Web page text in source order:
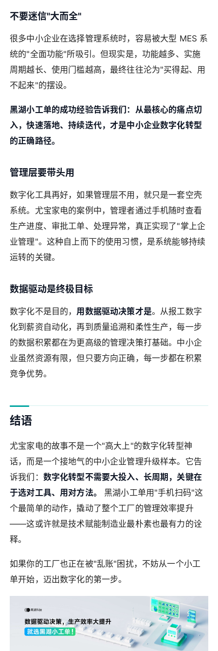
不要迷信"大而全"
很多中小企业在选择管理系统时，容易被大型 MES 系
统的"全面功能"所吸引。但现实是，功能越多、实施
周期越长、使用门槛越高，最终往往沦为"买得起、用
不起来"的摆设。
黑湖小工单的成功经验告诉我们：从最核心的痛点切
入，快速落地、持续迭代，才是中小企业数字化转型
的正确路径。
管理层要带头用
数字化工具再好，如果管理层不用，就只是一套空壳
系统。尤宝家电的案例中，管理者通过手机随时查看
生产进度、审批工单、处理异常，真正实现了"掌上企
业管理"。这种自上而下的使用习惯，是系统能够持续
运转的关键。
数据驱动是终极目标
数字化不是目的， 用数据驱动决策才是。从报工数字
化到薪资自动化，再到质量追溯和柔性生产，每一步
的数据积累都在为更高级的管理决策打基础。中小企
业虽然资源有限，但只要方向正确，每一步都在积累
竞争优势。
结语
尤宝家电的故事不是一个"高大上"的数字化转型神
话，而是一个接地气的中小企业管理升级样本。它告
诉我们： 数字化转型不需要大投入、长周期，关键在
于选对工具、用对方法。
黑湖小工单用"手机扫码"这
个最简单的动作，撬动了整个工厂的管理效率提升
——这或许就是技术赋能制造业最朴素也最有力的诠
释。
如果你的工厂也正在被"乱账"困扰，不妨从一个小工
单开始，迈出数字化的第一步。